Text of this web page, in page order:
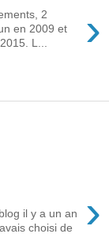
›
2
en 2009 et
L...
›
il y a un an
choisi de